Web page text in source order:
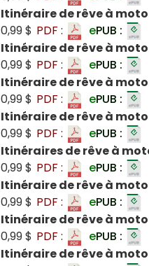
Itinéraire de rêve à moto
0,99 $ PDF : ePUB :
Itinéraire de rêve à
0,99 $ PDF : ePUB :
Itinéraire de rêve à
0,99 $ PDF : ePUB :
Itinéraire de rêve à
0,99 $ PDF : ePUB :
Itinéraires de rêve à
0,99 $ PDF : ePUB :
Itinéraire de rêve à moto
0,99 $ PDF : ePUB :
Itinéraire de rêve à
0,99 $ PDF : ePUB :
Itinéraire de rêve à